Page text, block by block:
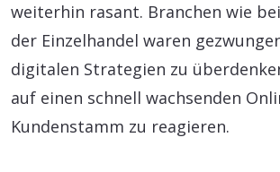
weiterhin rasant. Branchen wie
der Einzelhandel waren
digitalen Strategien zu
auf einen schnell wachsenden
Kundenstamm zu reagieren.